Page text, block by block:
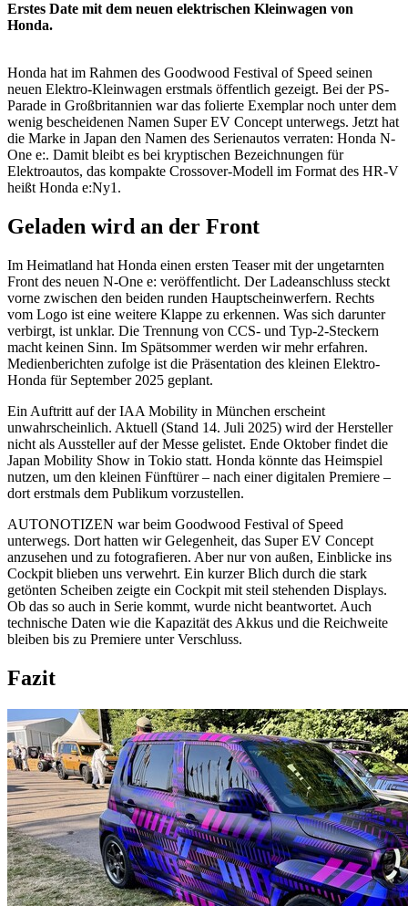
Erstes Date mit dem neuen elektrischen Kleinwagen von
Honda.
Honda hat im Rahmen des Goodwood Festival of Speed seinen
neuen Elektro-Kleinwagen erstmals öffentlich gezeigt. Bei der PS-
Parade in Großbritannien war das folierte Exemplar noch unter dem
wenig bescheidenen Namen Super EV Concept unterwegs. Jetzt hat
die Marke in Japan den Namen des Serienautos verraten: Honda N-
One e:. Damit bleibt es bei kryptischen Bezeichnungen für
Elektroautos, das kompakte Crossover-Modell im Format des HR-V
heißt Honda e:Ny1.
Geladen wird an der Front
Im Heimatland hat Honda einen ersten Teaser mit der ungetarnten
Front des neuen N-One e: veröffentlicht. Der Ladeanschluss steckt
vorne zwischen den beiden runden Hauptscheinwerfern. Rechts
vom Logo ist eine weitere Klappe zu erkennen. Was sich darunter
verbirgt, ist unklar. Die Trennung von CCS- und Typ-2-Steckern
macht keinen Sinn. Im Spätsommer werden wir mehr erfahren.
Medienberichten zufolge ist die Präsentation des kleinen Elektro-
Honda für September 2025 geplant.
Ein Auftritt auf der IAA Mobility in München erscheint
unwahrscheinlich. Aktuell (Stand 14. Juli 2025) wird der Hersteller
nicht als Aussteller auf der Messe gelistet. Ende Oktober findet die
Japan Mobility Show in Tokio statt. Honda könnte das Heimspiel
nutzen, um den kleinen Fünftürer – nach einer digitalen Premiere –
dort erstmals dem Publikum vorzustellen.
AUTONOTIZEN war beim Goodwood Festival of Speed
unterwegs. Dort hatten wir Gelegenheit, das Super EV Concept
anzusehen und zu fotografieren. Aber nur von außen, Einblicke ins
Cockpit blieben uns verwehrt. Ein kurzer Blich durch die stark
getönten Scheiben zeigte ein Cockpit mit steil stehenden Displays.
Ob das so auch in Serie kommt, wurde nicht beantwortet. Auch
technische Daten wie die Kapazität des Akkus und die Reichweite
bleiben bis zu Premiere unter Verschluss.
Fazit